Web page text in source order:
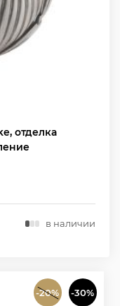
отделка
в наличии
-20% -30%